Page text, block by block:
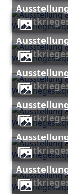
Ausstellung "100 Jahre Ende des 1.
Ausstellung "100 Jahre Ende des 1.
Ausstellung "100 Jahre Ende des 1.
Ausstellung "100 Jahre Ende des 1.
Ausstellung "100 Jahre Ende des 1.
Ausstellung "100 Jahre Ende des 1.